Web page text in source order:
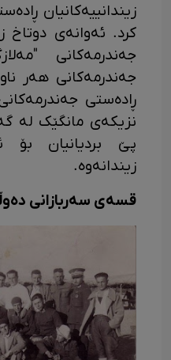
زیندانییەکانیان
کرد. ئەوانەی دوتاخ
جەندرمەکانی
جەندرمەکانی هەر
ڕادەستی
نزیکەی مانگێک لە
پێ بردیانیان بۆ
زیندانەوە.
قسەی سەربازانی